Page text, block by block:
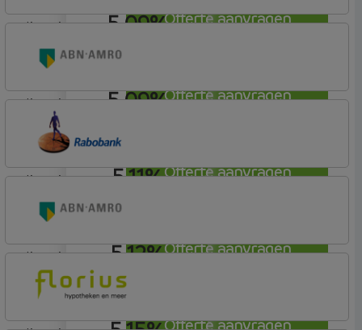
Offerte aanvragen
5,09%
Offerte aanvragen
lineair
5,09%
Offerte aanvragen
Woning (Incl. Korting)
lineair
5,11%
Offerte aanvragen
ABN AMRO Bank
Woning
lineair
5,12%
Offerte aanvragen
Plusvoorwaarden (Incl. Korting)
lineair
ABN AMRO Bank
Budget